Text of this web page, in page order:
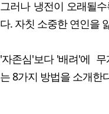
그러나 냉전이 오래될
다. 자칫 소중한 연인을
'자존심'보다 '배려'에
는 8가지 방법을 소개한